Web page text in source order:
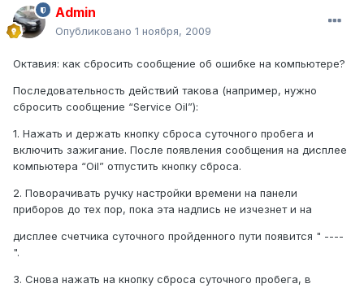
Admin
Опубликовано 1 ноября, 2009
Октавия: как сбросить сообщение об ошибке на компьютере?
Последовательность действий такова (например, нужно
сбросить сообщение “Service Oil”):
1. Нажать и держать кнопку сброса суточного пробега и
включить зажигание. После появления сообщения на дисплее
компьютера “Oil” отпустить кнопку сброса.
2. Поворачивать ручку настройки времени на панели
приборов до тех пор, пока эта надпись не изчезнет и на
дисплее счетчика суточного пройденного пути появится " ----
".
3. Снова нажать на кнопку сброса суточного пробега, в